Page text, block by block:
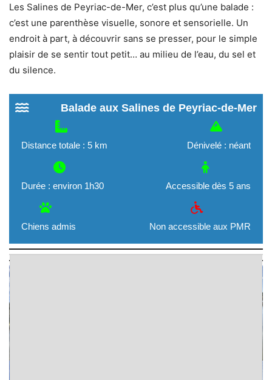
Les Salines de Peyriac-de-Mer, c’est plus qu’une balade :
c’est une parenthèse visuelle, sonore et sensorielle. Un
endroit à part, à découvrir sans se presser, pour le simple
plaisir de se sentir tout petit… au milieu de l’eau, du sel et
du silence.
Balade aux Salines de Peyriac-de-Mer
Distance totale : 5 km Dénivelé : néant
Durée : environ 1h30 Accessible dès 5 ans
Chiens admis Non accessible aux PMR